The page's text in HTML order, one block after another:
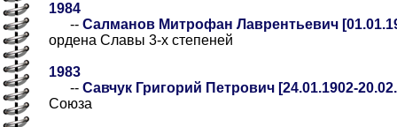
1984
-- Салманов Митрофан Лаврентьевич
ордена Славы 3-х степеней
1983
-- Савчук Григорий Петрович [24.01.1902-
Союза